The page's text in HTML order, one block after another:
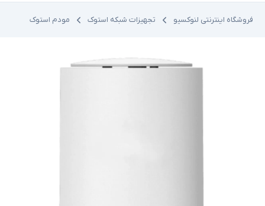
فروشگاه اینترنتی لنوکسیو تجهیزات شبکه استوک مودم استوک